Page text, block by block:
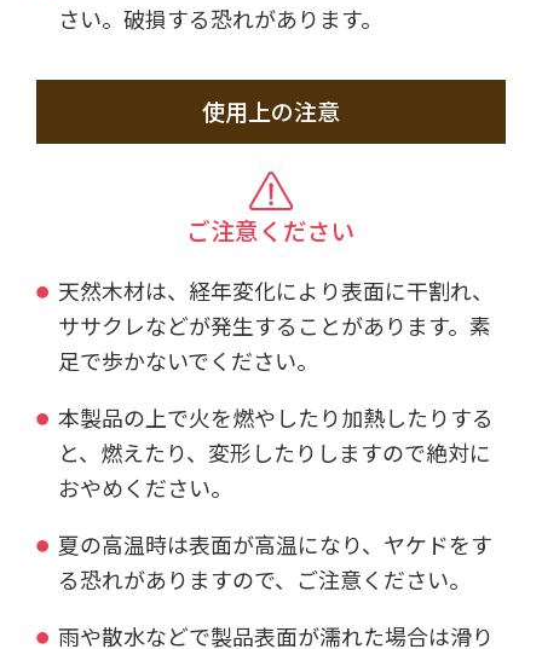
さい。破損する恐れがあります。
使用上の注意
ご注意ください
天然木材は、経年変化により表面に干割れ、
ササクレなどが発生することがあります。素
足で歩かないでください。
本製品の上で火を燃やしたり加熱したりする
と、燃えたり、変形したりしますので絶対に
おやめください。
夏の高温時は表面が高温になり、ヤケドをす
る恐れがありますので、ご注意ください。
雨や散水などで製品表面が濡れた場合は滑り